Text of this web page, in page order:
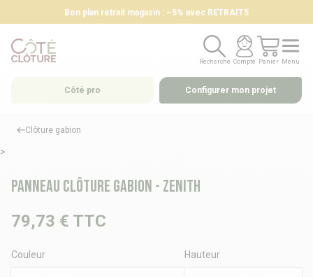
Bon plan retrait magasin : –5% avec RETRAIT5
Recherche
Recherche
Compte
Compte
Panier
Panier
Menu
Menu
Côté pro Configurer mon projet
Clôture gabion
Panneau clôture gabion - ZENITH
>
79,73 € TTC
Couleur Hauteur